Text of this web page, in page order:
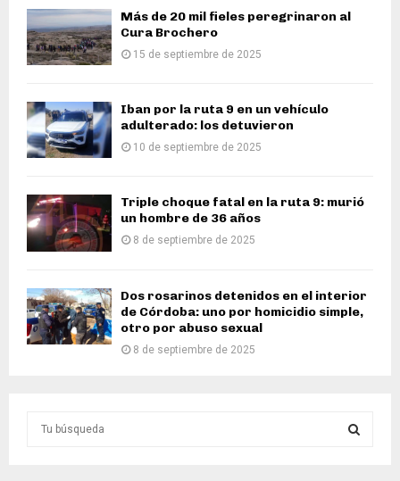
Más de 20 mil fieles peregrinaron al
Cura Brochero
15 de septiembre de 2025
Iban por la ruta 9 en un vehículo
adulterado: los detuvieron
10 de septiembre de 2025
Triple choque fatal en la ruta 9: murió
un hombre de 36 años
8 de septiembre de 2025
Dos rosarinos detenidos en el interior
de Córdoba: uno por homicidio simple,
otro por abuso sexual
8 de septiembre de 2025